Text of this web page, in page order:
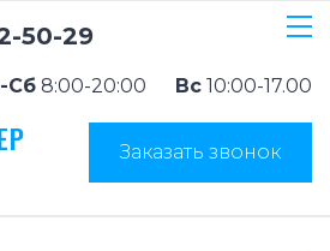
50-29
Сб 8:00-20:00 Вс 10:00-17.00
Заказать звонок